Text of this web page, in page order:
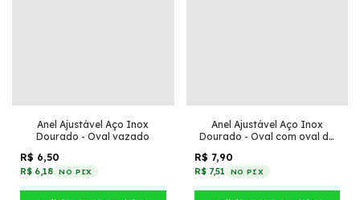
Anel Ajustável Aço Inox
Dourado - Oval vazado
R$ 6,50
R$ 6,18 NO PIX
Anel Ajustável Aço Inox
Dourado - Oval com oval de
R$ 7,90
R$ 7,51 NO PIX